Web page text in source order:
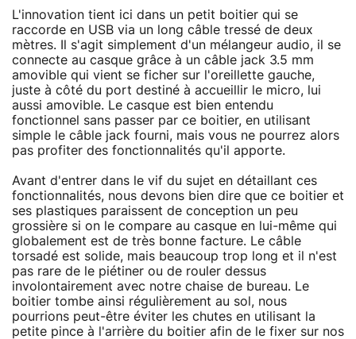
L'innovation tient ici dans un petit boitier qui se
raccorde en USB via un long câble tressé de deux
mètres. Il s'agit simplement d'un mélangeur audio, il se
connecte au casque grâce à un câble jack 3.5 mm
amovible qui vient se ficher sur l'oreillette gauche,
juste à côté du port destiné à accueillir le micro, lui
aussi amovible. Le casque est bien entendu
fonctionnel sans passer par ce boitier, en utilisant
simple le câble jack fourni, mais vous ne pourrez alors
pas profiter des fonctionnalités qu'il apporte.
Avant d'entrer dans le vif du sujet en détaillant ces
fonctionnalités, nous devons bien dire que ce boitier et
ses plastiques paraissent de conception un peu
grossière si on le compare au casque en lui-même qui
globalement est de très bonne facture. Le câble
torsadé est solide, mais beaucoup trop long et il n'est
pas rare de le piétiner ou de rouler dessus
involontairement avec notre chaise de bureau. Le
boitier tombe ainsi régulièrement au sol, nous
pourrions peut-être éviter les chutes en utilisant la
petite pince à l'arrière du boitier afin de le fixer sur nos